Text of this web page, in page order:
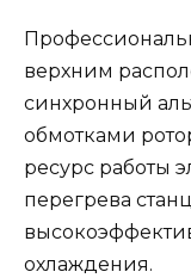
верхним
синхронный
обмотками
ресурс работы
перегрева
охлаждения.